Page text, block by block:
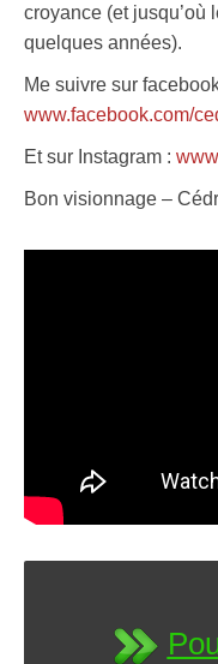
croyance (et jusqu’où
quelques années).
Me suivre sur
www.facebook.com/
Et sur Instagram :
Bon visionnage –